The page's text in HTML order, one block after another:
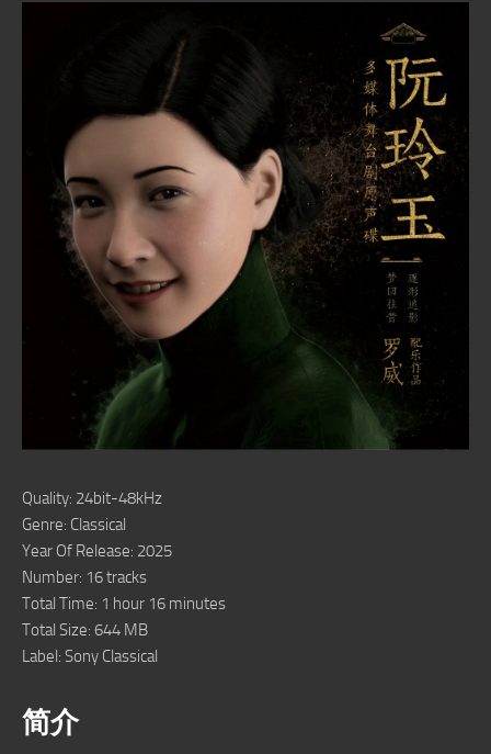
Quality: 24bit-48kHz
Genre: Classical
Year Of Release: 2025
Number: 16 tracks
Total Time: 1 hour 16 minutes
Total Size: 644 MB
Label: Sony Classical
简介